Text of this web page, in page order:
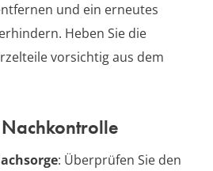
und ein erneutes
Heben Sie die
vorsichtig aus dem
: Überprüfen Sie den